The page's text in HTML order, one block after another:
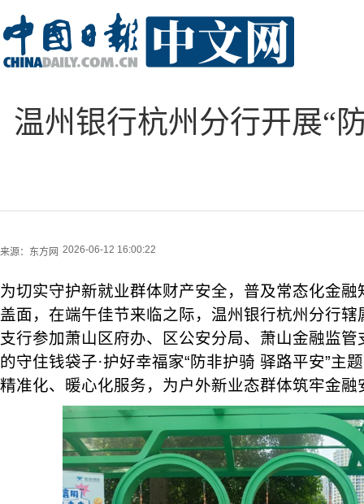
温州银行杭州分行开展“
来源： 东方网 2026-06-12 16:00:22
为切实守护新就业群体财产安全，普及常态化金
盖面，在端午佳节来临之际，温州银行杭州分行
支行参加萧山区府办、区公安分局、萧山金融监
的守住钱袋子·护好幸福家“防非护骑 驿路平安”主
精准化、暖心化服务，为户外新业态群体筑牢金融